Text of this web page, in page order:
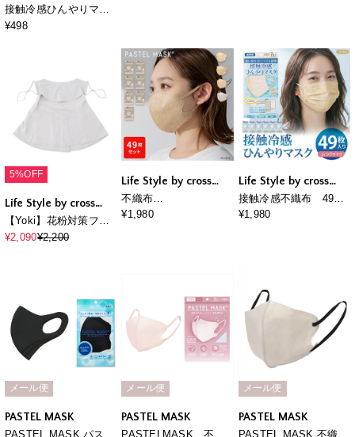
marche
接触冷感ひんやりマス
ク （7枚入・使い捨
¥498
5%OFF
Life Style by cross
marche
【Yoki】花粉対策フェ
イスカバーマスク
¥2,090¥2,200
Life Style by cross
marche
不織布
PASTELMASK 49枚
¥1,980
Life Style by cross
marche
接触冷感不織布 49枚
セット
¥1,980
メール便
PASTEL MASK
PASTEL MASK パステ
メール便
PASTEL MASK
PASTELMASK 不織
メール便
PASTEL MASK
PASTEL MASK 不織布